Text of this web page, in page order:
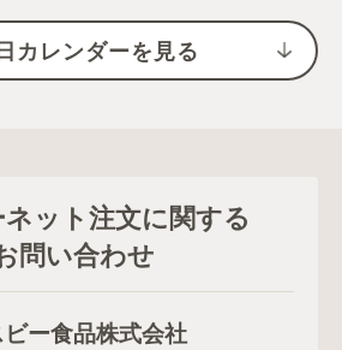
カレンダーを見る
ット注文に関する
問い合わせ
ビー食品株式会社